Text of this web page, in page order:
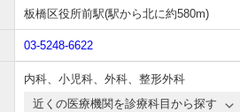
板橋区役所前駅(駅から北に約580m)
03-5248-6622
内科、 小児科、 外科、 整形外科
近くの医療機関を診療科目から探す